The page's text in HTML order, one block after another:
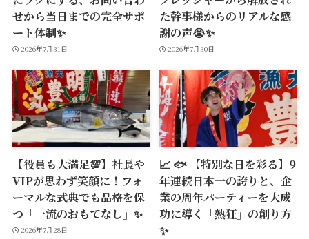
せから当日までの完全サポ
ート体制✨
2026年7月31日
た幹事様からのリアルな感
謝の声😭✨
2026年7月30日
【役員も大満足💯】社長や
VIPが思わず笑顔に！フォ
ーマルな式典でも品格を保
つ「一流のおもてなし」✨
2026年7月28日
📈 🐟 【特別な日を彩る】9
年連続日本一の誇りと、企
業の周年パーティーを大成
功に導く「熱狂」の創り方
✨